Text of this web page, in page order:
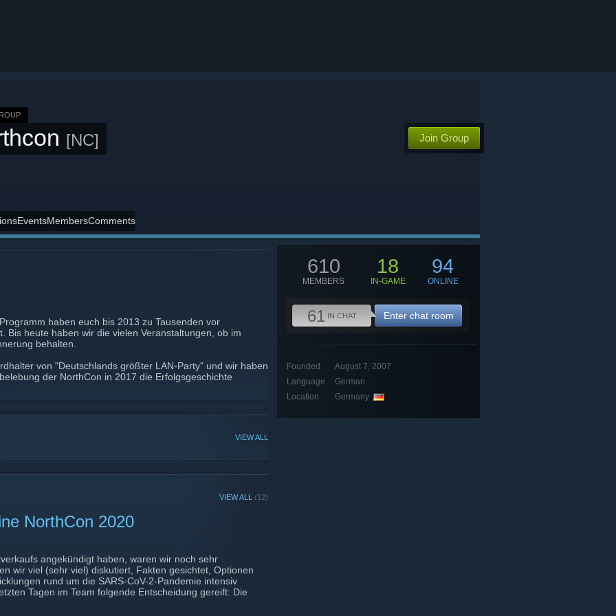
[NC] Join Group
EventsMembersComments
haben euch bis 2013 zu Tausenden vor
Bis heute haben wir die vielen Veranstaltungen, ob im
behalten.
von "Deutschlands größter LAN-Party" und wir haben
der NorthCon in 2017 die Erfolgsgeschichte
VIEW ALL
VIEW ALL (12)
NorthCon 2020
angekündigt haben, waren wir noch sehr
wir viel (sehr viel) diskutiert, Fakten gesichtet, Optionen
rund um die SARS-CoV-2-Pandemie intensiv
Tagen im Team folgende Entscheidung gereift: Die
610
MEMBERS
18
IN-GAME
94
ONLINE
61 IN CHAT Enter chat room
Founded
August 7, 2007
Language
German
Location
Germany